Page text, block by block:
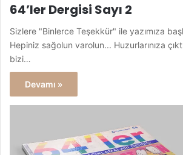
64’ler Dergisi Sayı 2
Sizlere "Binlerce Teşekkür" ile yazımıza
Hepiniz sağolun varolun... Huzurlarınıza
bizi…
Devamı »